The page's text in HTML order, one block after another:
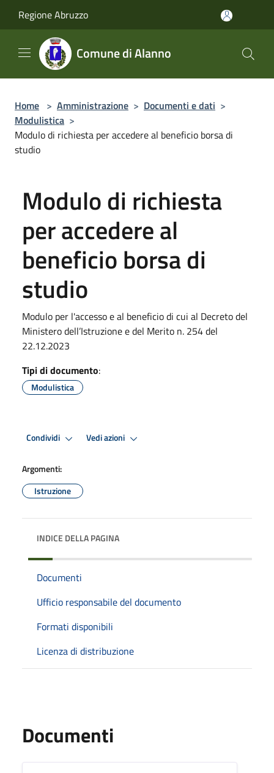
Regione Abruzzo
Comune di Alanno
Home > Amministrazione > Documenti e dati >
Modulistica >
Modulo di richiesta per accedere al beneficio borsa di
studio
Modulo di richiesta
per accedere al
beneficio borsa di
studio
Modulo per l'accesso e al beneficio di cui al Decreto del
Ministero dell’Istruzione e del Merito n. 254 del
22.12.2023
Tipi di documento:
Modulistica
Condividi Vedi azioni
Argomenti:
Istruzione
INDICE DELLA PAGINA
Documenti
Ufficio responsabile del documento
Formati disponibili
Licenza di distribuzione
Documenti